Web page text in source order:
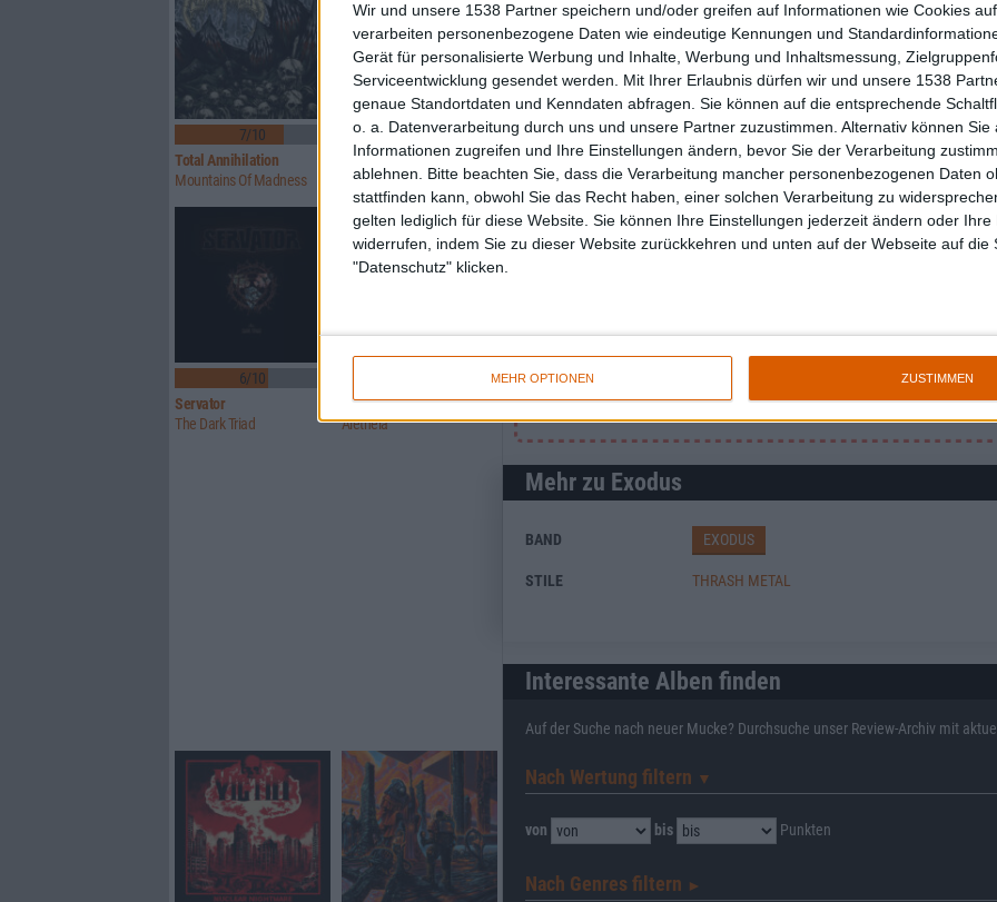
Wir und unsere 1538 Partner speichern und/oder greifen auf Informationen wie Cookies
verarbeiten personenbezogene Daten wie eindeutige Kennungen und
Gerät für personalisierte Werbung und Inhalte, Werbung und Inhaltsmessung,
Serviceentwicklung gesendet werden.
Mit Ihrer Erlaubnis dürfen wir und unsere 1538
genaue Standortdaten und Kenndaten abfragen. Sie können auf die entsprechende
o. a. Datenverarbeitung durch uns und unsere Partner zuzustimmen. Alternativ können Sie
Informationen zugreifen und Ihre Einstellungen ändern, bevor Sie der Verarbeitung
ablehnen.
Bitte beachten Sie, dass die Verarbeitung mancher personenbezogenen Daten
stattfinden kann, obwohl Sie das Recht haben, einer solchen Verarbeitung zu
gelten lediglich für diese Website. Sie können Ihre Einstellungen jederzeit ändern oder Ihre
widerrufen, indem Sie zu dieser Website zurückkehren und unten auf der Webseite auf die
"Datenschutz" klicken.
MEHR OPTIONEN ZUSTIMMEN
Jens Hecker
Newsletter abonnieren
Mehr zu Exodus
BAND EXODUS
STILE THRASH METAL
Interessante Alben finden
Auf der Suche nach neuer Mucke? Durchsuche unser Review-Archiv mit aktuell
Nach Wertung filtern ▼︎
von bis Punkten
Nach Genres filtern ►︎
7/10
Total Annihilation
Mountains Of Madness
8/10
Transilvania
Magia Posthuma
6/10
Servator
The Dark Triad
Wildhunt
Aletheia